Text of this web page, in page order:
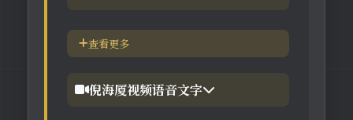
【工具】紫微斗数命理分析
查看更多
倪海厦视频语音文字